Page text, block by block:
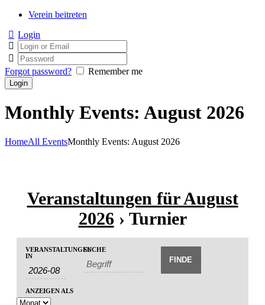
Verein beitreten
Login
Forgot password? Remember me
Monthly Events: August 2026
HomeAll EventsMonthly Events: August 2026
Veranstaltungen für August
2026› Turnier
V
n
VERANSTALTUNGEN
IN
SUCHE
ANZEIGEN ALS